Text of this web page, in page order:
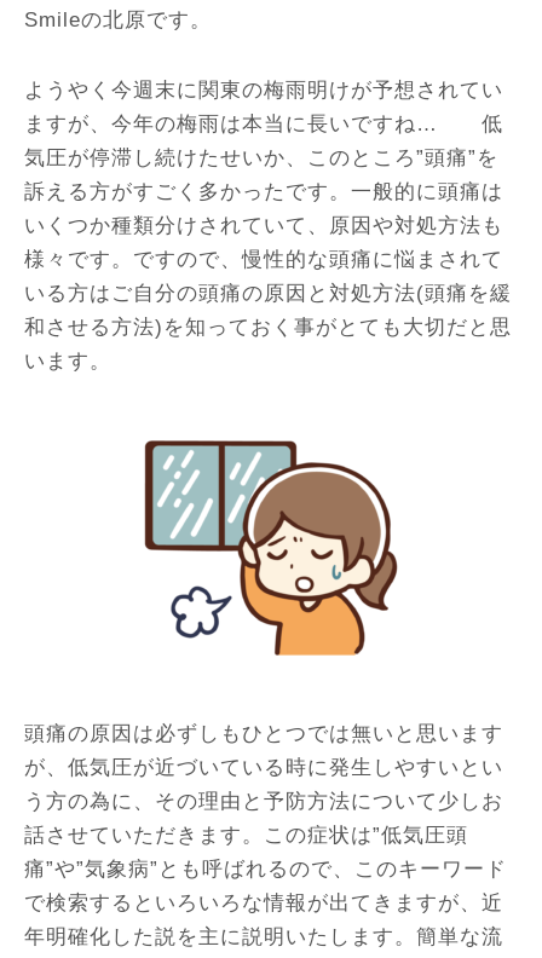
Smileの北原です。
ようやく今週末に関東の梅雨明けが予想されてい
ますが、今年の梅雨は本当に長いですね… 低
気圧が停滞し続けたせいか、このところ”頭痛”を
訴える方がすごく多かったです。一般的に頭痛は
いくつか種類分けされていて、原因や対処方法も
様々です。ですので、慢性的な頭痛に悩まされて
いる方はご自分の頭痛の原因と対処方法(頭痛を緩
和させる方法)を知っておく事がとても大切だと思
います。
頭痛の原因は必ずしもひとつでは無いと思います
が、低気圧が近づいている時に発生しやすいとい
う方の為に、その理由と予防方法について少しお
話させていただきます。この症状は”低気圧頭
痛”や”気象病”とも呼ばれるので、このキーワード
で検索するといろいろな情報が出てきますが、近
年明確化した説を主に説明いたします。簡単な流